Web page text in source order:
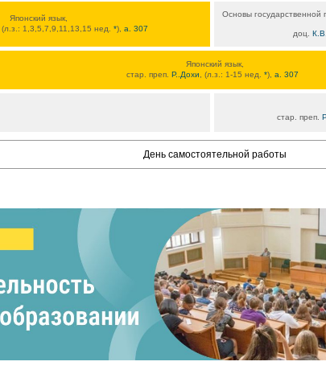
Японский язык,
, (л.з.: 1,3,5,7,9,11,13,15 нед. *), а. 307
Основы государственной
доц.
Японский язык,
стар. преп. Р..Дохи , (л.з.: 1-15 нед. *), а. 307
стар. преп.
День самостоятельной работы